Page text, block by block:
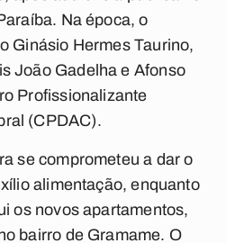
Na época, o
Ginásio Hermes Taurino,
João Gadelha e Afonso
Profissionalizante
(CPDAC).
se comprometeu a dar o
alimentação, enquanto
os novos apartamentos,
bairro de Gramame. O